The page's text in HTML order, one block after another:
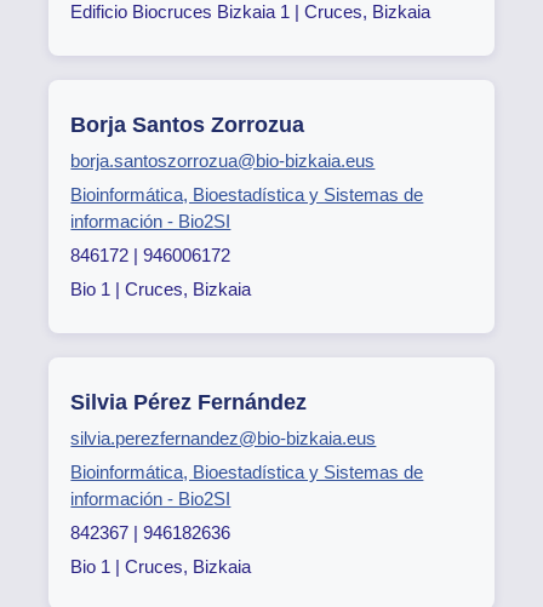
Edificio Biocruces Bizkaia 1 | Cruces, Bizkaia
Borja Santos Zorrozua
borja.santoszorrozua@bio-bizkaia.eus
Bioinformática, Bioestadística y Sistemas de
información - Bio2SI
846172 | 946006172
Bio 1 | Cruces, Bizkaia
Silvia Pérez Fernández
silvia.perezfernandez@bio-bizkaia.eus
Bioinformática, Bioestadística y Sistemas de
información - Bio2SI
842367 | 946182636
Bio 1 | Cruces, Bizkaia